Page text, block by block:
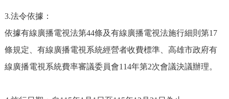
3.法令依據：
依據有線廣播電視法第44條及有線廣播電視法施行細則第17
條規定、有線廣播電視系統經營者收費標準、高雄市政府有
線廣播電視系統費率審議委員會114年第2次會議決議辦理。